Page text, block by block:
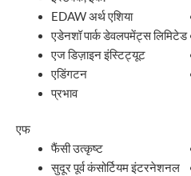
EDAW अर्थ एशिया
एडेनशॉ पार्क डेवलपमेंट्स लिमिटेड
एज डिज़ाइन इंस्टिट्यूट
एडिंगटन
प्रभाव
एफ
फैंसी उत्कृष्ट
सुदूर पूर्व कंसोर्टियम इंटरनेशनल